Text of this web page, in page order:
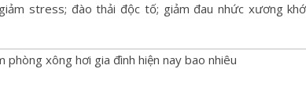
stress; đào thải độc tố; giảm đau nhức xương